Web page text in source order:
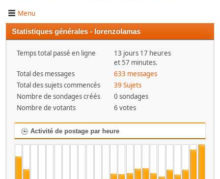
Menu
Statistiques générales - lorenzolamas
Temps total passé en ligne
13 jours 17 heures
et 57 minutes.
Total des messages
633 messages
Total des sujets commencés
39 Sujets
Nombre de sondages créés
0 sondages
Nombre de votants
6 votes
Activité de postage par heure